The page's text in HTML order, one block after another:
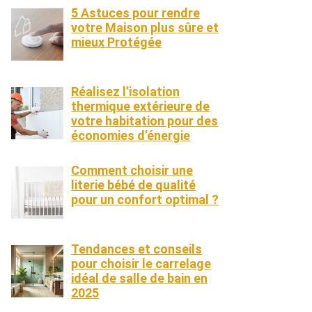
5 Astuces pour rendre
votre Maison plus sûre et
mieux Protégée
Réalisez l’isolation
thermique extérieure de
votre habitation pour des
économies d’énergie
Comment choisir une
literie bébé de qualité
pour un confort optimal ?
Tendances et conseils
pour choisir le carrelage
idéal de salle de bain en
2025